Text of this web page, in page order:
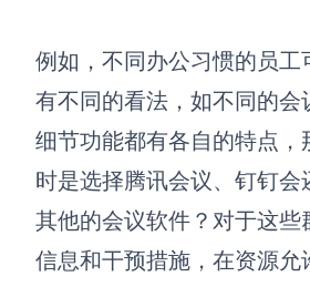
例如，不同办公习惯的员工
有不同的看法，如不同的会
细节功能都有各自的特点，
时是选择腾讯会议、钉钉会
其他的会议软件？对于这些
信息和干预措施，在资源允